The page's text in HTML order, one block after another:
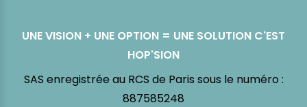
UNE VISION + UNE OPTION = UNE SOLUTION C'EST
HOP'SION
SAS enregistrée au RCS de Paris sous le numéro :
887585248